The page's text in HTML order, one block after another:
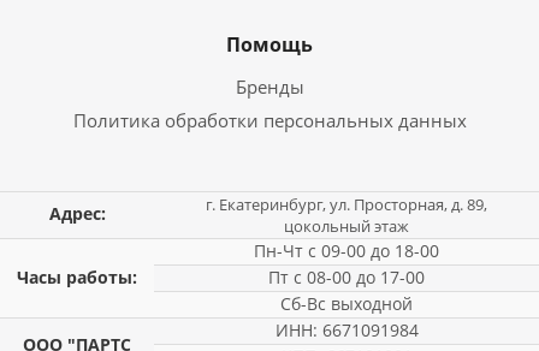
Помощь
Бренды
Политика обработки персональных данных
Адрес:
г. Екатеринбург, ул. Просторная, д. 89,
цокольный этаж
Часы работы:
Пн-Чт с 09-00 до 18-00
Пт с 08-00 до 17-00
Сб-Вс выходной
ООО "ПАРТС
ИНН: 6671091984